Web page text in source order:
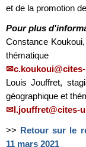
et de la promotion
Pour plus
Constance
thématique
Louis Jouffret,
géographique et
l.jouffret@cites-
>> Retour sur le
11 mars 2021